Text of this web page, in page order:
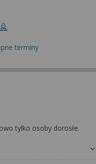
terminy
tylko osoby dorosłe.